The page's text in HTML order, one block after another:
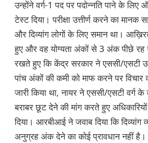
उन्होंने वर्ग-1 पद पर पदोन्नति पाने के लिए
टेस्ट दिया। परीक्षा उत्तीर्ण करने का मानक
और दिव्यांग लोगों के लिए समान था।
हुए और वह योग्यता अंकों से 3 अंक पीछे रह
रखते हुए कि केंद्र सरकार ने एससी/एसटी
पांच अंकों की कमी को माफ करने पर विचार
जारी किया था, नायर ने एससी/एसटी वर्ग के
बराबर छूट देने की मांग करते हुए
दिया। आरबीआई ने जवाब दिया कि दिव्यांग
अनुग्रह अंक देने का कोई प्रावधान नहीं